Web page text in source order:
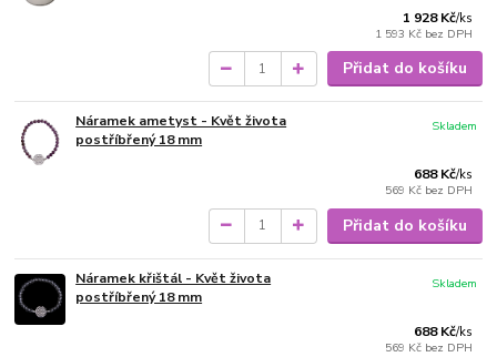
1 928 Kč/ks
1 593 Kč bez DPH
Přidat do košíku
Náramek ametyst - Květ života
postříbřený 18 mm
688 Kč/ks
569 Kč bez DPH
Skladem
Přidat do košíku
Náramek křištál - Květ života
postříbřený 18 mm
688 Kč/ks
569 Kč bez DPH
Skladem